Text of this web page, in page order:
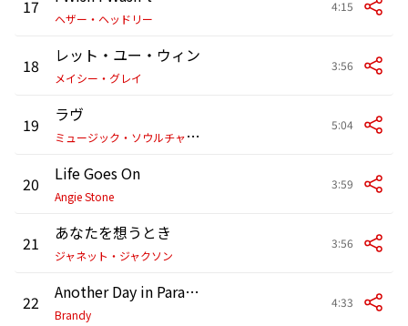
17
ヘザー・ヘッドリー
4:15
18 レット・ユー・ウィン
メイシー・グレイ
3:56
19
ラヴ
ミ
ュージック・ソウルチャイルド
5:04
20 Life Goes On
Angie Stone
3:59
21 あなたを想うとき
ジャネット・ジャクソン
3:56
22 Another Day in Paradise (with Ray J)
Brandy
4:33